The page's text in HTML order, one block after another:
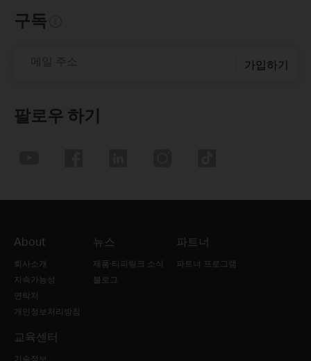
구독
메일 주소 가입하기
팔로우 하기
About
회사소개
지속가능성
연락처
개인정보처리방침
뉴스
제품·티피링크 소식
블로그
파트너
파트너 프로그램
교육센터
기술정보